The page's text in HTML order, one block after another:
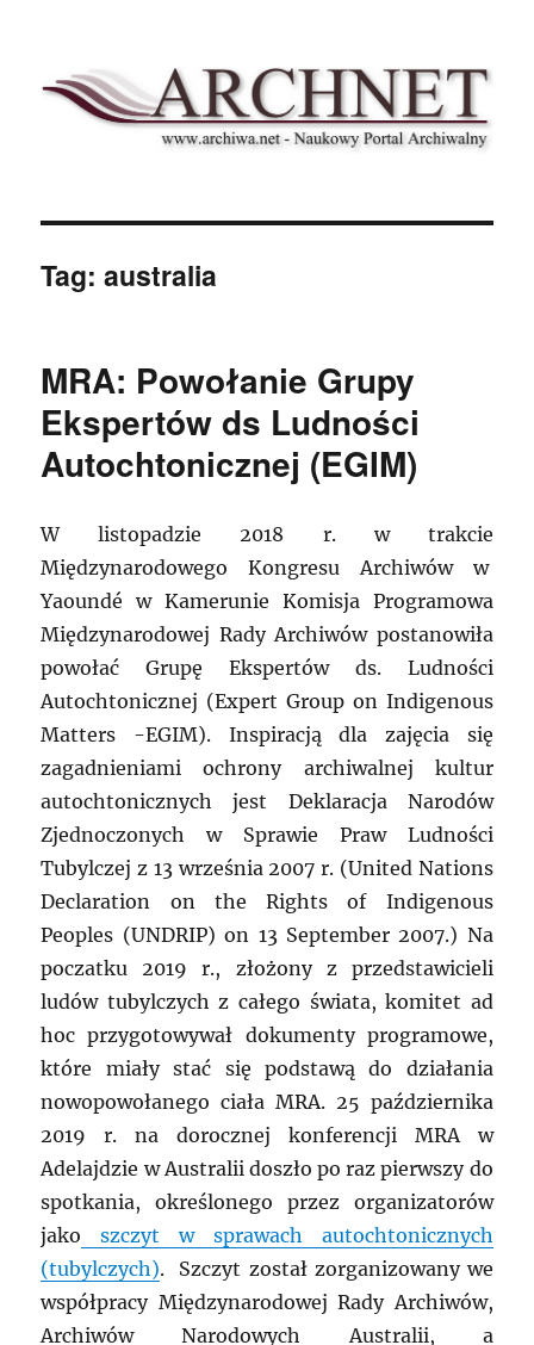
Archnet
Tag:australia
MRA: Powołanie Grupy
Ekspertów ds Ludności
Autochtonicznej (EGIM)
W listopadzie 2018 r. w trakcie
Międzynarodowego Kongresu Archiwów w
Yaoundé w Kamerunie Komisja Programowa
Międzynarodowej Rady Archiwów postanowiła
powołać Grupę Ekspertów ds. Ludności
Autochtonicznej (Expert Group on Indigenous
Matters -EGIM). Inspiracją dla zajęcia się
zagadnieniami ochrony archiwalnej kultur
autochtonicznych jest Deklaracja Narodów
Zjednoczonych w Sprawie Praw Ludności
Tubylczej z 13 września 2007 r. (United Nations
Declaration on the Rights of Indigenous
Peoples (UNDRIP) on 13 September 2007.) Na
poczatku 2019 r., złożony z przedstawicieli
ludów tubylczych z całego świata, komitet ad
hoc przygotowywał dokumenty programowe,
które miały stać się podstawą do działania
nowopowołanego ciała MRA. 25 października
2019 r. na dorocznej konferencji MRA w
Adelajdzie w Australii doszło po raz pierwszy do
spotkania, określonego przez organizatorów
jako szczyt w sprawach autochtonicznych
(tubylczych). Szczyt został zorganizowany we
współpracy Międzynarodowej Rady Archiwów,
Archiwów Narodowych Australii, a